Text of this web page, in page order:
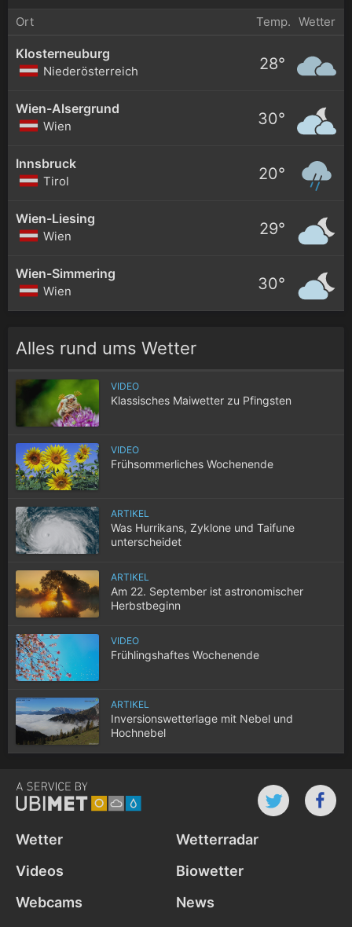
Ort Temp. Wetter
Klosterneuburg
Niederösterreich 28°
Wien-Alsergrund
Wien 30°
Innsbruck
Tirol 20°
Wien-Liesing
Wien 29°
Wien-Simmering
Wien 30°
Alles rund ums Wetter
VIDEO
Klassisches Maiwetter zu Pfingsten
VIDEO
Frühsommerliches Wochenende
ARTIKEL
Was Hurrikans, Zyklone und Taifune
unterscheidet
ARTIKEL
Am 22. September ist astronomischer
Herbstbeginn
VIDEO
Frühlingshaftes Wochenende
ARTIKEL
Inversionswetterlage mit Nebel und
Hochnebel
Wetter
Wetterradar
Videos
Biowetter
Webcams
News